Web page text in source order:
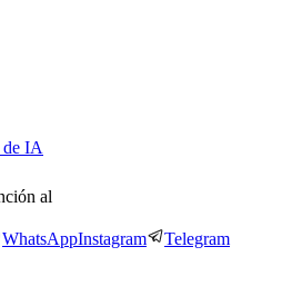
de IA
al
WhatsAppInstagram Telegram